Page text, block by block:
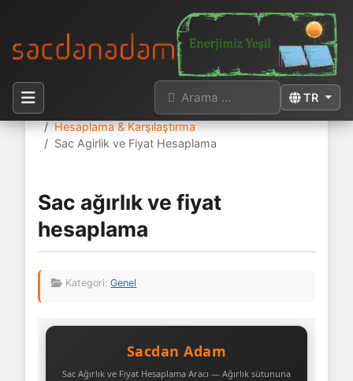
Dilinizi seçin
TR
Arama
Buradasınız:
Hesaplama & Karşılaştırma
Sac Agirlik ve Fiyat Hesaplama
Sac ağırlık ve fiyat
hesaplama
Kategori:Genel
Sacdan Adam
Sac Ağırlık ve Fiyat Hesaplama Aracı — Ağırlık sütununa